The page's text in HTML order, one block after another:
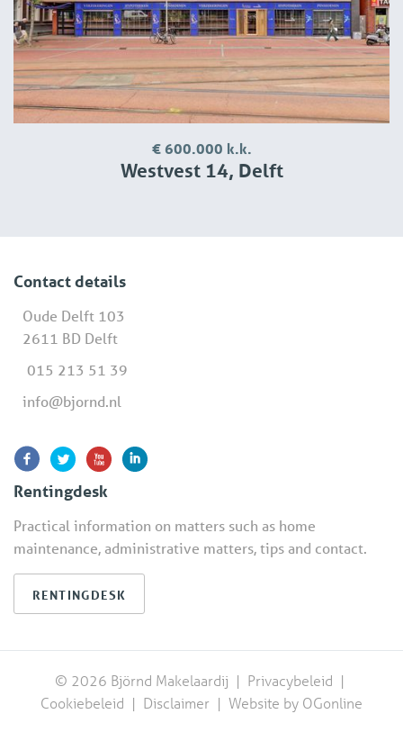
€ 600.000 k.k.
Westvest 14, Delft
Contact details
Oude Delft 103
2611 BD Delft
015 213 51 39
info@bjornd.nl
Rentingdesk
Practical information on matters such as home
maintenance, administrative matters, tips and contact.
RENTINGDESK
© 2026 Björnd Makelaardij | Privacybeleid |
Cookiebeleid | Disclaimer | Website by OGonline